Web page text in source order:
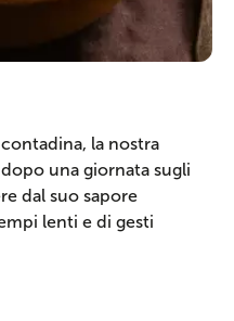
la nostra
una giornata sugli
dal suo sapore
lenti e di gesti